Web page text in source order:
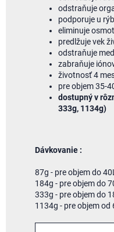
odstraňuje
podporuje u
eliminuje
predlžuje vek
odstraňuje
zabraňuje
životnosť 4
pre objem 35-
dostupný v
333g, 1134g)
Dávkovanie :
87g - pre objem do
184g - pre objem do
333g - pre objem do
1134g - pre objem od